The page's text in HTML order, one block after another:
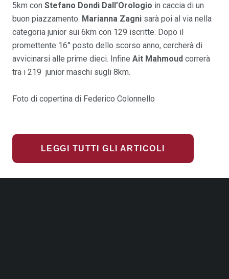
5km con Stefano Dondi Dall’Orologio in caccia di un
buon piazzamento. Marianna Zagni sarà poi al via nella
categoria junior sui 6km con 129 iscritte. Dopo il
promettente 16° posto dello scorso anno, cercherà di
avvicinarsi alle prime dieci. Infine Ait Mahmoud correrà
tra i 219 junior maschi sugli 8km.
Foto di copertina di Federico Colonnello
LEGGI TUTTI GLI ARTICOLI